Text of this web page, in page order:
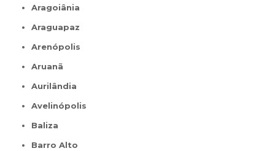
Aragoiânia
Araguapaz
Arenópolis
Aruanã
Aurilândia
Avelinópolis
Baliza
Barro Alto